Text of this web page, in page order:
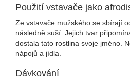
Použití vstavače jako
Ze vstavače mužského se sbírají
následně suší. Jejich tvar
dostala tato rostlina svoje jméno.
nápojů a jídla.
Dávkování